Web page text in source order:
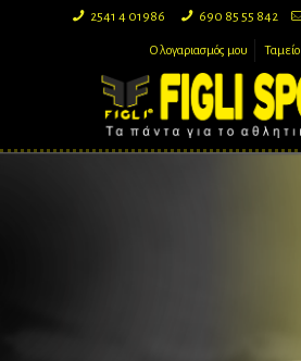
2541 4 01986 690 85 55 842
Ο λογαριασμός μου Ταμείο